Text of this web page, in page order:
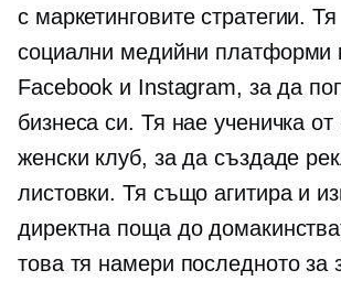
с маркетинговите стратегии.
социални медийни платформи
Facebook и Instagram, за да
бизнеса си. Тя нае ученичка от
женски клуб, за да създаде
листовки. Тя също агитира и
директна поща до
това тя намери последното за